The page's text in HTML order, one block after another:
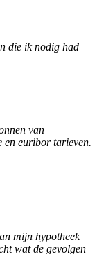
die ik nodig had
van
en euribor tarieven.
mijn hypotheek
wat de gevolgen